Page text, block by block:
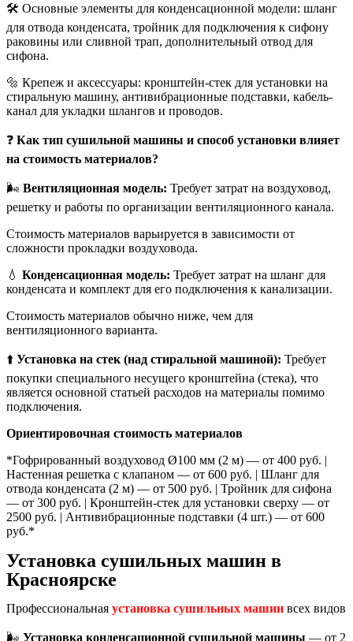
🛠️ Основные элементы для конденсационной модели: шланг
для отвода конденсата, тройник для подключения к сифону
раковины или сливной трап, дополнительный отвод для
сифона.
🔩 Крепеж и аксессуары: кронштейн-стек для установки на
стиральную машину, антивибрационные подставки, кабель-
канал для укладки шлангов и проводов.
❓ Как тип сушильной машины и способ установки влияет
на стоимость материалов?
🌬️ Вентиляционная модель: Требует затрат на воздуховод,
решетку и работы по организации вентиляционного канала.
Стоимость материалов варьируется в зависимости от
сложности прокладки воздуховода.
💧 Конденсационная модель: Требует затрат на шланг для
конденсата и комплект для его подключения к канализации.
Стоимость материалов обычно ниже, чем для
вентиляционного варианта.
⬆️ Установка на стек (над стиральной машиной): Требует
покупки специального несущего кронштейна (стека), что
является основной статьей расходов на материалы помимо
подключения.
Ориентировочная стоимость материалов
*Гофрированный воздуховод Ø100 мм (2 м) — от 400 руб. |
Настенная решетка с клапаном — от 600 руб. | Шланг для
отвода конденсата (2 м) — от 500 руб. | Тройник для сифона
— от 300 руб. | Кронштейн-стек для установки сверху — от
2500 руб. | Антивибрационные подставки (4 шт.) — от 600
руб.*
Установка сушильных машин в
Красноярске
Профессиональная установка сушильных машин всех видов
🌬️ Установка конденсационной сушильной машины — от 2